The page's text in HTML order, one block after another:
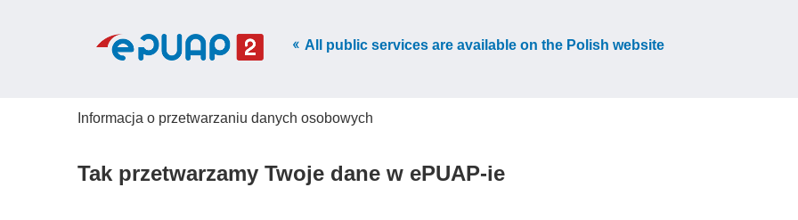
All public services are available on the Polish website
Informacja o przetwarzaniu danych osobowych
Tak przetwarzamy Twoje dane w ePUAP-ie